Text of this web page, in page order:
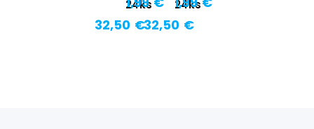
24ks
32,50 €
24ks
32,50 €